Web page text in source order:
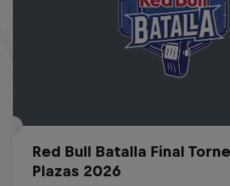
Red Bull Batalla Final
Plazas 2026